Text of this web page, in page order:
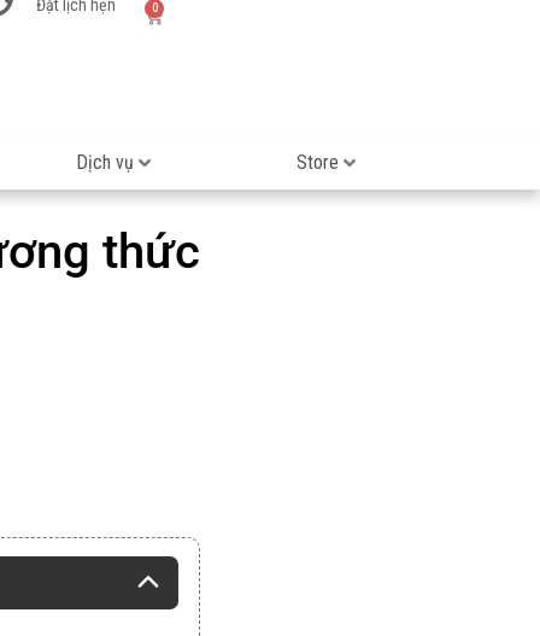
Đặt lịch hẹn 0
Dịch vụ Store
thức